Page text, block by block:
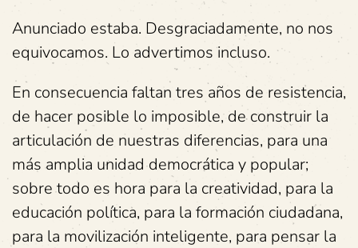
Anunciado estaba. Desgraciadamente, no nos
equivocamos. Lo advertimos incluso.
En consecuencia faltan tres años de resistencia,
de hacer posible lo imposible, de construir la
articulación de nuestras diferencias, para una
más amplia unidad democrática y popular;
sobre todo es hora para la creatividad, para la
educación política, para la formación ciudadana,
para la movilización inteligente, para pensar la